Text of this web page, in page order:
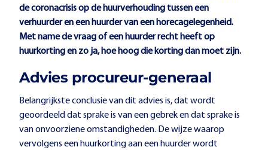
de coronacrisis op de huurverhouding tussen een
verhuurder en een huurder van een horecagelegenheid.
Met name de vraag of een huurder recht heeft op
huurkorting en zo ja, hoe hoog die korting dan moet zijn.
Advies procureur-generaal
Belangrijkste conclusie van dit advies is, dat wordt
geoordeeld dat sprake is van een gebrek en dat sprake is
van onvoorziene omstandigheden. De wijze waarop
vervolgens een huurkorting aan een huurder wordt